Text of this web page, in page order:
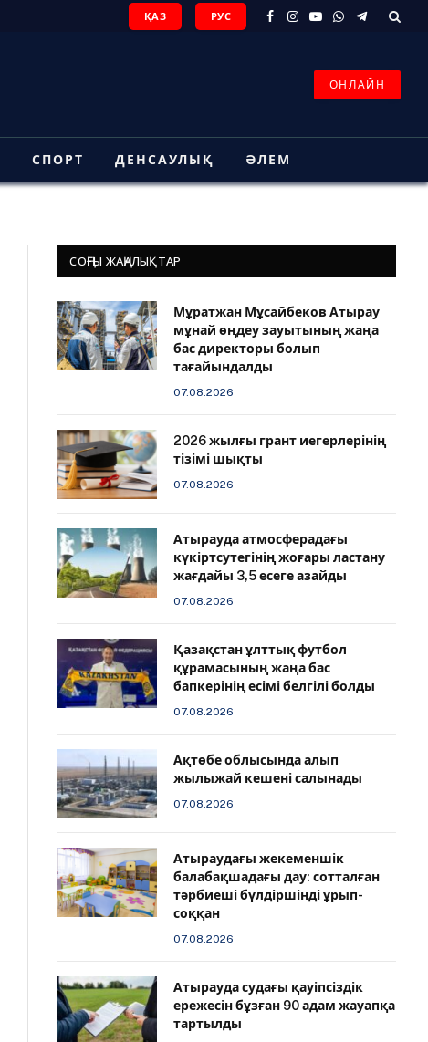
ҚАЗ РУС
Facebook
Instagram
YouTube
WhatsApp
Telegram
ОНЛАЙН
СПОРТ ДЕНСАУЛЫҚ ӘЛЕМ
СОҢҒЫ ЖАҢАЛЫҚТАР
Мұратжан Мұсайбеков Атырау
мұнай өңдеу зауытының жаңа
бас директоры болып
тағайындалды
07.08.2026
2026 жылғы грант иегерлерінің
тізімі шықты
07.08.2026
Атырауда атмосферадағы
күкіртсутегінің жоғары ластану
жағдайы 3,5 есеге азайды
07.08.2026
Қазақстан ұлттық футбол
құрамасының жаңа бас
бапкерінің есімі белгілі болды
07.08.2026
Ақтөбе облысында алып
жылыжай кешені салынады
07.08.2026
Атыраудағы жекеменшік
балабақшадағы дау: сотталған
тәрбиеші бүлдіршінді ұрып-
соққан
07.08.2026
Атырауда судағы қауіпсіздік
ережесін бұзған 90 адам жауапқа
тартылды